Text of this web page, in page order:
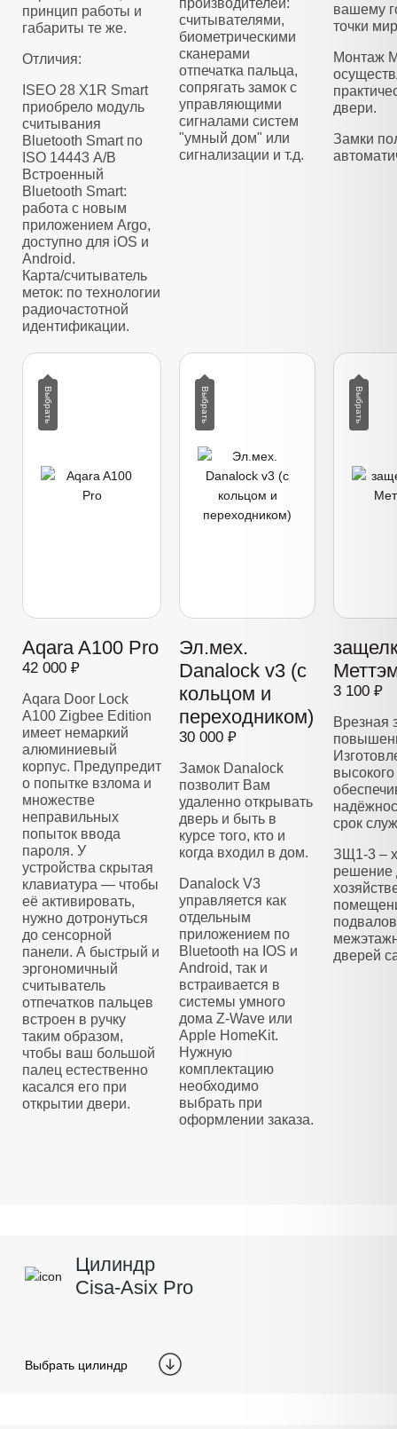
принцип работы и
габариты те же.
Отличия:
ISEO 28 X1R Smart
приобрело модуль
считывания
Bluetooth Smart по
ISO 14443 А/B
Встроенный
Bluetooth Smart:
работа с новым
приложением Argo,
доступно для iOS и
Android.
Карта/считыватель
меток: по технологии
радиочастотной
идентификации.
считывателями,
биометрическими
сканерами
отпечатка пальца,
сопрягать замок с
управляющими
сигналами систем
"умный дом" или
сигнализации и т.д.
вашему
точки
Монтаж
двери.
Замки
Aqara A100 Pro
42 000 ₽
Aqara Door Lock
A100 Zigbee Edition
имеет немаркий
алюминиевый
корпус. Предупредит
о попытке взлома и
множестве
неправильных
попыток ввода
пароля. У
устройства скрытая
клавиатура — чтобы
её активировать,
нужно дотронуться
до сенсорной
панели. А быстрый и
эргономичный
считыватель
отпечатков пальцев
встроен в ручку
таким образом,
чтобы ваш большой
палец естественно
касался его при
открытии двери.
Эл.мех.
Danalock v3 (с
кольцом и
переходником)
30 000 ₽
Замок Danalock
позволит Вам
удаленно открывать
дверь и быть в
курсе того, кто и
когда входил в дом.
Danalock V3
управляется как
отдельным
приложением по
Bluetooth на IOS и
Android, так и
встраивается в
системы умного
дома Z-Wave или
Apple HomeKit.
Нужную
комплектацию
необходимо
выбрать при
оформлении заказа.
3 100 ₽
Врезная
высокого
срок
ЗЩ1-3 –
решение
дверей
Цилиндр
Cisa-Asix Pro
Выбрать цилиндр